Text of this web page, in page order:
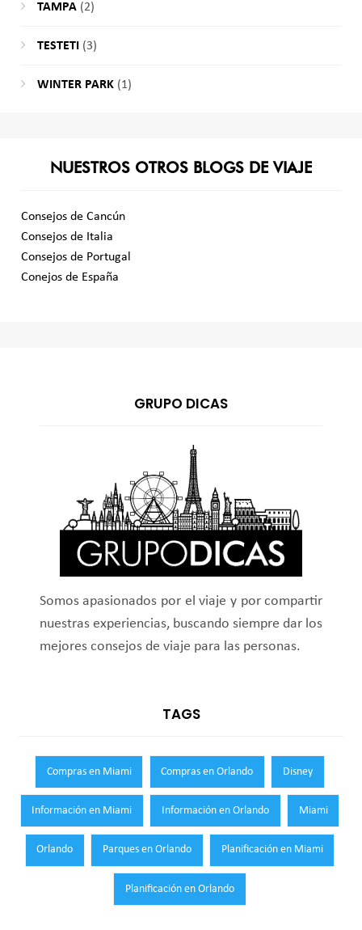
TAMPA(2)
TESTETI (3)
WINTER PARK(1)
NUESTROS OTROS BLOGS DE VIAJE
Consejos de Cancún
Consejos de Italia
Consejos de Portugal
Conejos de España
GRUPO DICAS
Somos apasionados por el viaje y por compartir
nuestras experiencias, buscando siempre dar los
mejores consejos de viaje para las personas.
TAGS
Compras en Miami Compras en Orlando Disney
Información en Miami Información en Orlando Miami
Orlando Parques en Orlando Planificación en Miami
Planificación en Orlando